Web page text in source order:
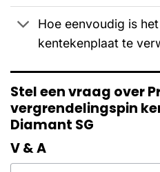
Hoe eenvoudig is
kentekenplaat te
Stel een vraag over
vergrendelingspin
Diamant SG
V & A